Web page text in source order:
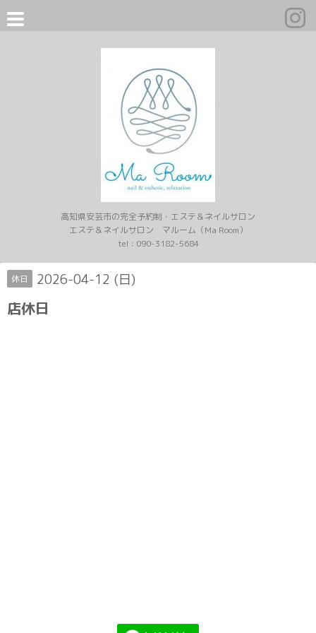
高知県安芸市の完全予約制・エステ＆ネイルサロン
エステ＆ネイルサロン マルーム（Ma Room）
tel : 090-3182-5684
休日 2026-04-12 (日)
店休日